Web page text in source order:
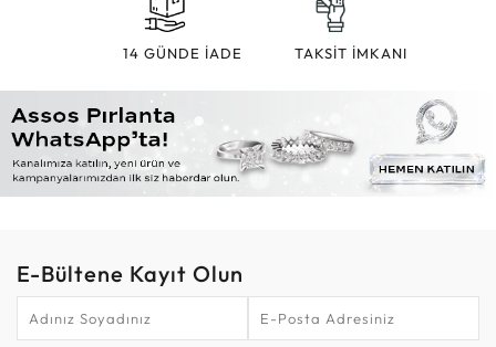
14 GÜNDE İADE TAKSİT İMKANI
E-Bültene Kayıt Olun